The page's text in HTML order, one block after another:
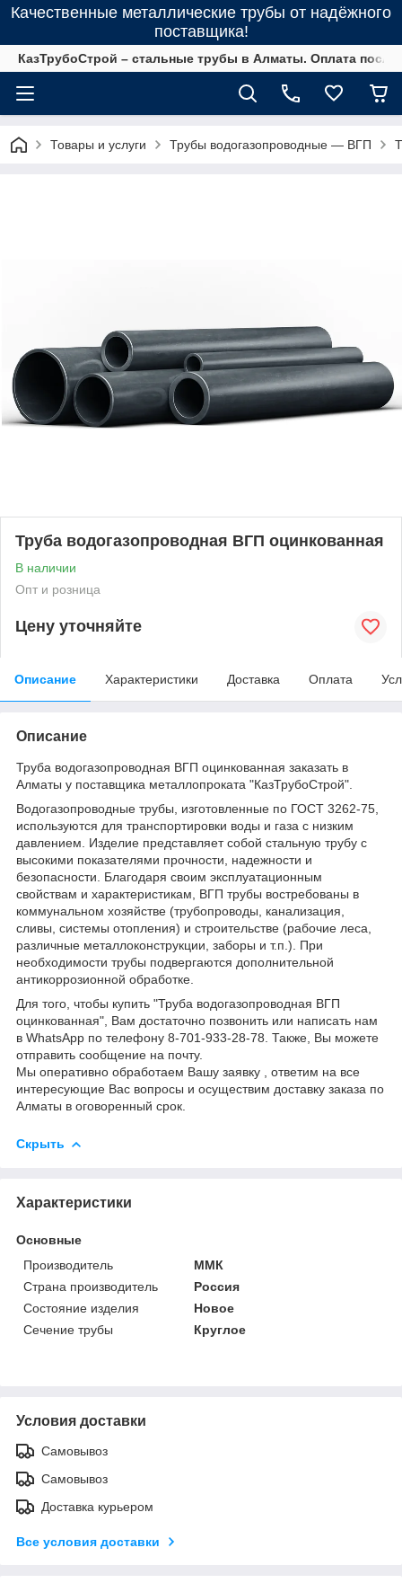
Качественные металлические трубы от надёжного
поставщика!
КазТрубоСтрой – стальные трубы в Алматы. Оплата
Товары и услуги Трубы водогазопроводные ― ВГП
Труба водогазопроводная ВГП оцинкованная
В наличии
Опт и розница
Цену уточняйте
Описание Характеристики Доставка Оплата
Описание
Труба водогазопроводная ВГП оцинкованная заказать в
Алматы у поставщика металлопроката "КазТрубоСтрой".
Водогазопроводные трубы, изготовленные по ГОСТ 3262-75,
используются для транспортировки воды и газа с низким
давлением. Изделие представляет собой стальную трубу с
высокими показателями прочности, надежности и
безопасности. Благодаря своим эксплуатационным
свойствам и характеристикам, ВГП трубы востребованы в
коммунальном хозяйстве (трубопроводы, канализация,
сливы, системы отопления) и строительстве (рабочие леса,
различные металлоконструкции, заборы и т.п.). При
необходимости трубы подвергаются дополнительной
антикоррозионной обработке.
Для того, чтобы купить "Труба водогазопроводная ВГП
оцинкованная", Вам достаточно позвонить или написать нам
в WhatsApp по телефону 8-701-933-28-78. Также, Вы можете
отправить сообщение на почту.
Мы оперативно обработаем Вашу заявку , ответим на все
интересующие Вас вопросы и осуществим доставку заказа по
Алматы в оговоренный срок.
Скрыть
Характеристики
Основные
Производитель
ММК
Страна производитель
Россия
Состояние изделия
Новое
Сечение трубы
Круглое
Условия доставки
Самовывоз
Самовывоз
Доставка курьером
Все условия доставки